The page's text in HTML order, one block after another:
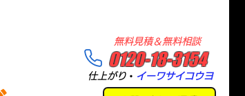
​0120-18-3154
​無料見積＆無料相談
​仕上がり ・ イーワサイコウヨ